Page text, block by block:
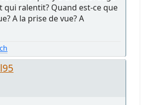
qui ralentit? Quand est-ce que
A la prise de vue? A